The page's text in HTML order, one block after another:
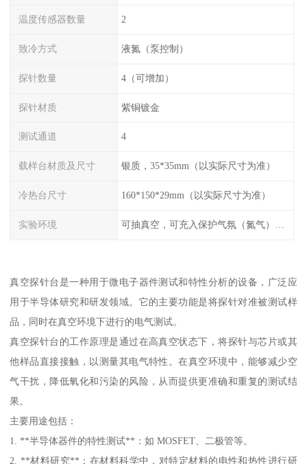
温度传感器数量 2
致冷方式 液氮（泵控制）
探针数量 4（可增加）
探针材质 紫铜镀金
测试通道 4
载样台材质及尺寸 银质，35*35mm（以实际尺寸为准）
冷热台尺寸 160*150*29mm（以实际尺寸为准）
实验环境
真空探针台是一种用于微电子器件测试和特性分析的设备，广泛应
用于半导体研究和研发领域。它的主要功能是将探针对准被测试样
品，同时在真空环境下进行的电气测试。
真空探针台的工作原理是通过在高真空状态下，将探针与芯片或其
他样品直接接触，以测量其电气特性。在真空环境中，能够减少空
气干扰，降低氧化和污染的风险，从而提供更准确和重复的测试结
果。
主要用途包括：
1. **半导体器件的特性测试**：如 MOSFET、二极管等。
2. **材料研究**：在材料科学中，对特定材料的电性和热性进行研